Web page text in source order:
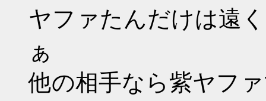
ヤファたんだけは遠
ぁ
他の相手なら紫ヤフ